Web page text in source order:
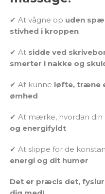
✔ At vågne op uden
stivhed i kroppen
✔ At sidde ved
smerter i nakke og
✔ At kunne løfte, træne
ømhed
✔ At mærke, hvordan din
og energifyldt
✔ At slippe for de
energi og dit humør
Det er præcis det,